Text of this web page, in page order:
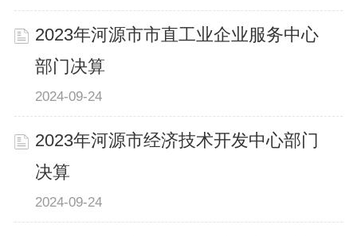
2023年河源市市直工业企业服务中心
部门决算
2024-09-24
2023年河源市经济技术开发中心部门
决算
2024-09-24